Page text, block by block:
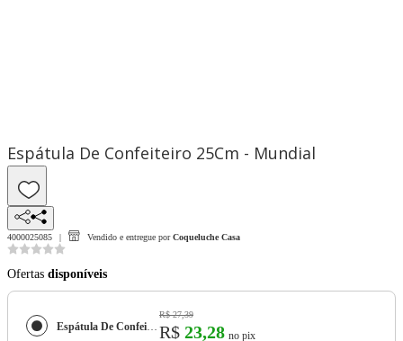
Espátula De Confeiteiro 25Cm - Mundial
4000025085 Vendido e entregue por Coqueluche Casa
Ofertas disponíveis
Espátula De Confeiteiro 25Cm - Mundial
R$ 27,39
R$ 23,28 no pix